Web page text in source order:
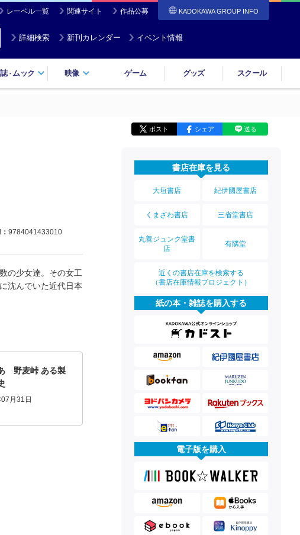
レーベル一覧 関連サイト 作品公募 KADOKAWA GROUP INFO
詳細検索 新刊カレンダー イベント情報
・ ムック 映像 ゲーム グッズ スクール
ポスト シェア 送る
9784041433010
の少女達。その女工
沈んでいた近代日本
ゝ野麦峠 ある製
月31日
書店在庫を見る
大垣書店 紀伊國屋書店
くまざわ書店 三省堂書店
丸善ジュンク堂書
店
有隣堂
近くの書店在庫を検索する
（書店在庫情報プロジェクト）
紙の本・雑誌を購入する
電子版を購入